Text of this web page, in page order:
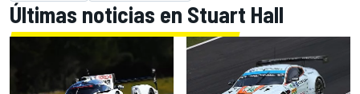
Últimas noticias en Stuart Hall